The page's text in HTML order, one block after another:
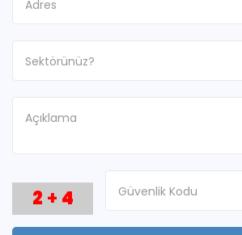
2 + 4